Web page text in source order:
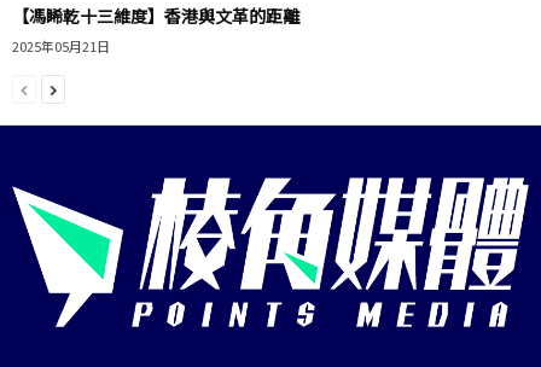
【馮睎乾十三維度】香港與文革的距離
2025年05月21日